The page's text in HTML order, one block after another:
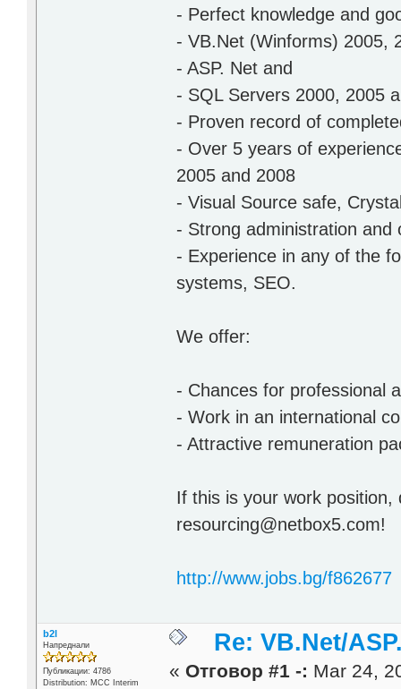
- Perfect knowledge and
- VB.Net (Winforms) 2005,
- ASP. Net and
- SQL Servers 2000, 2005
- Proven record of
- Over 5 years of
2005 and 2008
- Visual Source safe,
- Strong administration and
- Experience in any of the
systems, SEO.
We offer:
- Chances for professional
- Work in an international
- Attractive remuneration
If this is your work position,
resourcing@netbox5.com!
http://www.jobs.bg/f862677
b2l
Напреднали
Публикации: 4786
Distribution: MCC Interim
Re: VB.Net/
« Отговор #1 -: Mar 24,